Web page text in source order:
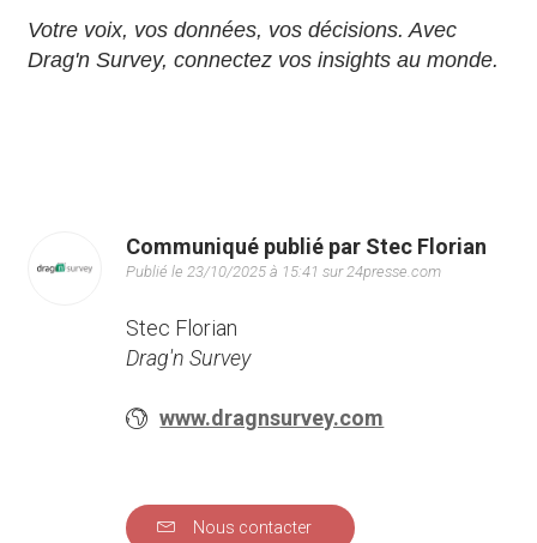
Votre voix, vos données, vos décisions. Avec
Drag'n Survey, connectez vos insights au monde.
Communiqué publié par Stec Florian
Publié le 23/10/2025 à 15:41 sur 24presse.com
Stec Florian
Drag'n Survey
www.dragnsurvey.com
Nous contacter